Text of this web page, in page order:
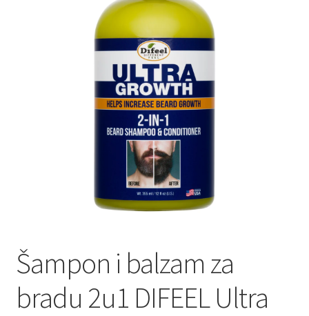
Šampon i balzam za
bradu 2u1 DIFEEL Ultra